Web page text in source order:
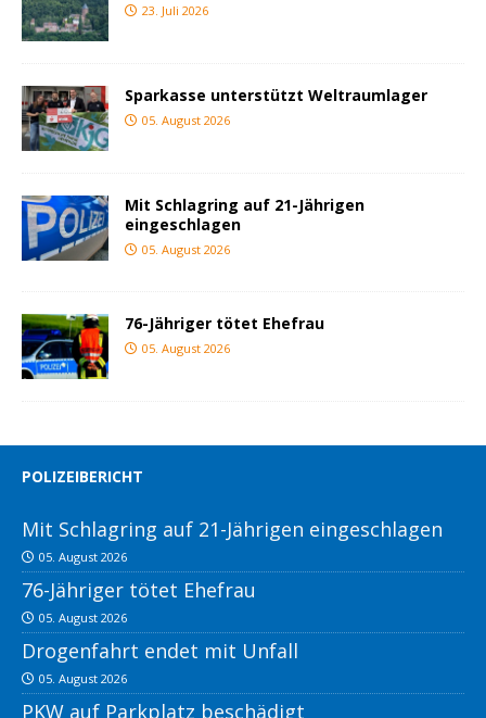
23. Juli 2026
Sparkasse unterstützt Weltraumlager
05. August 2026
Mit Schlagring auf 21-Jährigen
eingeschlagen
05. August 2026
76-Jähriger tötet Ehefrau
05. August 2026
POLIZEIBERICHT
Mit Schlagring auf 21-Jährigen eingeschlagen
05. August 2026
76-Jähriger tötet Ehefrau
05. August 2026
Drogenfahrt endet mit Unfall
05. August 2026
PKW auf Parkplatz beschädigt